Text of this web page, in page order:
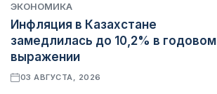
ЭКОНОМИКА
Инфляция в Казахстане
замедлилась до 10,2% в годовом
выражении
03 АВГУСТА, 2026